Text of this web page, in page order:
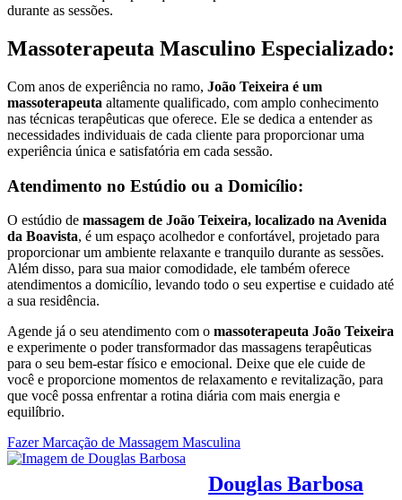
durante as sessões.
Massoterapeuta Masculino Especializado:
Com anos de experiência no ramo, João Teixeira é um
massoterapeuta altamente qualificado, com amplo conhecimento
nas técnicas terapêuticas que oferece. Ele se dedica a entender as
necessidades individuais de cada cliente para proporcionar uma
experiência única e satisfatória em cada sessão.
Atendimento no Estúdio ou a Domicílio:
O estúdio de massagem de João Teixeira, localizado na Avenida
da Boavista, é um espaço acolhedor e confortável, projetado para
proporcionar um ambiente relaxante e tranquilo durante as sessões.
Além disso, para sua maior comodidade, ele também oferece
atendimentos a domicílio, levando todo o seu expertise e cuidado até
a sua residência.
Agende já o seu atendimento com o massoterapeuta João Teixeira
e experimente o poder transformador das massagens terapêuticas
para o seu bem-estar físico e emocional. Deixe que ele cuide de
você e proporcione momentos de relaxamento e revitalização, para
que você possa enfrentar a rotina diária com mais energia e
equilíbrio.
Fazer Marcação de Massagem Masculina
Douglas Barbosa